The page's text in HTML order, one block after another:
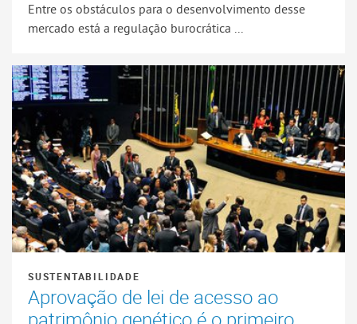
Entre os obstáculos para o desenvolvimento desse
mercado está a regulação burocrática ...
SUSTENTABILIDADE
Aprovação de lei de acesso ao